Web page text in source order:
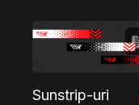
Sunstrip-uri